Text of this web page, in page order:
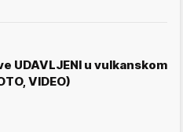
UDAVLJENI u vulkanskom
VIDEO)